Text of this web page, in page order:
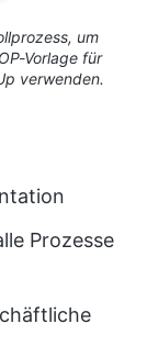
um
Vorlage für
verwenden.
Prozesse